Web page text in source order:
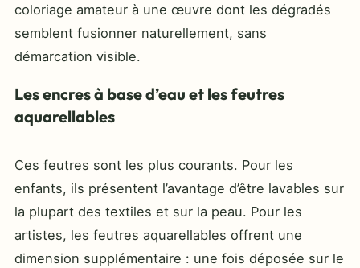
coloriage amateur à une œuvre dont les dégradés
semblent fusionner naturellement, sans
démarcation visible.
Les encres à base d’eau et les feutres
aquarellables
Ces feutres sont les plus courants. Pour les
enfants, ils présentent l’avantage d’être lavables sur
la plupart des textiles et sur la peau. Pour les
artistes, les feutres aquarellables offrent une
dimension supplémentaire : une fois déposée sur le